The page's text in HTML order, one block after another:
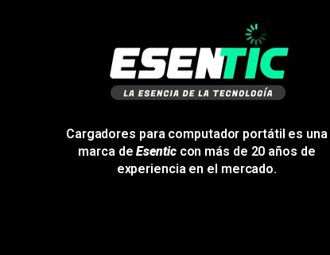
Cargadores para computador portátil es una
marca deEsenticcon más de 20 años de
experiencia en el mercado.